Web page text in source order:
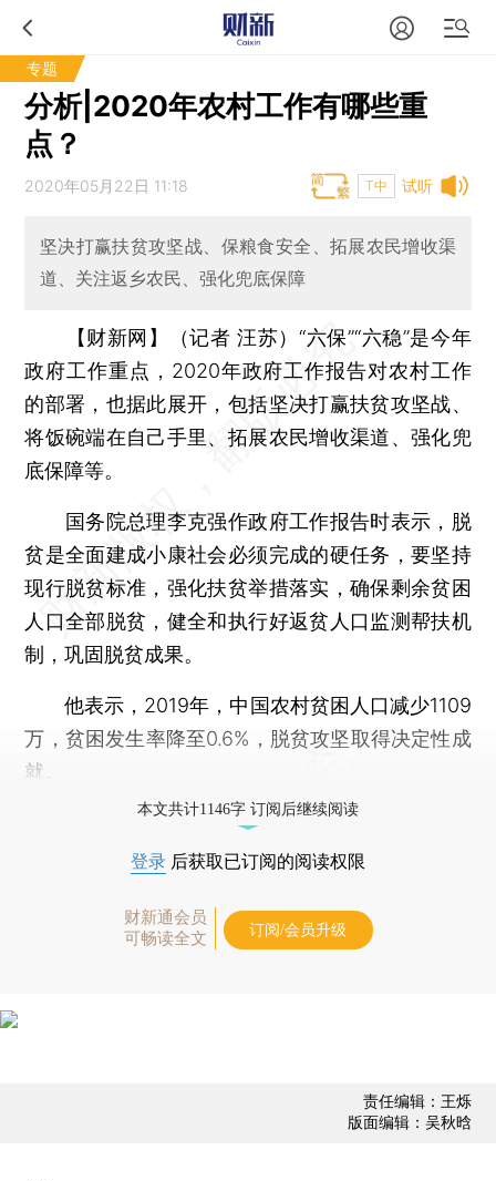
专题
分析|2020年农村工作有哪些重
点？
试听
2020年05月22日 11:18 T中
坚决打赢扶贫攻坚战、保粮食安全、拓展农民增收渠
道、关注返乡农民、强化兜底保障
【财新网】（记者 汪苏）“六保”“六稳”是今年
政府工作重点，2020年政府工作报告对农村工作
的部署，也据此展开，包括坚决打赢扶贫攻坚战、
将饭碗端在自己手里、拓展农民增收渠道、强化兜
底保障等。
国务院总理李克强作政府工作报告时表示，脱
贫是全面建成小康社会必须完成的硬任务，要坚持
现行脱贫标准，强化扶贫举措落实，确保剩余贫困
人口全部脱贫，健全和执行好返贫人口监测帮扶机
制，巩固脱贫成果。
他表示，2019年，中国农村贫困人口减少1109
万，贫困发生率降至0.6%，脱贫攻坚取得决定性成
就。
本文共计1146字 订阅后继续阅读
登录 后获取已订阅的阅读权限
财新通会员
可畅读全文
订阅/会员升级
责任编辑：王烁
版面编辑：吴秋晗